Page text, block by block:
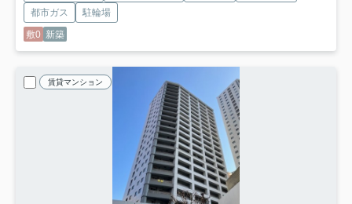
都市ガス
駐輪場
敷0 新築
賃貸マンション